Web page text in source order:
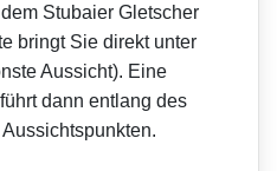
Stubaier Gletscher
bringt Sie direkt unter
Aussicht). Eine
dann entlang des